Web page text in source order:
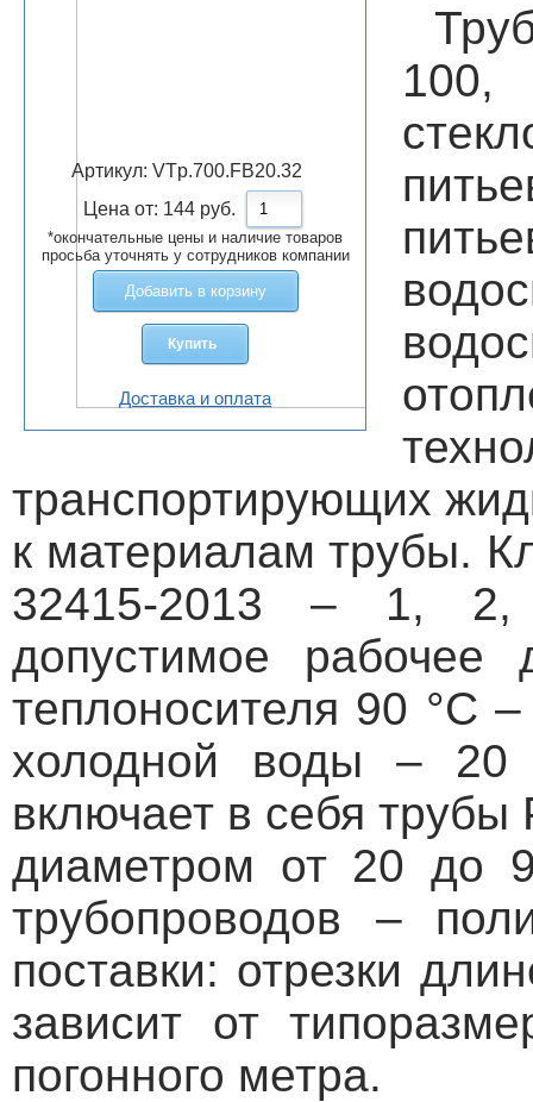
Артикул:VTp.700.FB20.32
Цена от: 144 руб.
*окончательные цены и наличие товаров
просьба уточнять у сотрудников компании
Добавить в корзину
Купить
Доставка и оплата
транспортирующих
к материалам трубы.
32415-2013 – 1,
допустимое рабочее
теплоносителя 90 °С
холодной воды – 20
включает в себя
диаметром от 20 до
трубопроводов –
поставки: отрезки
зависит от
погонного метра.